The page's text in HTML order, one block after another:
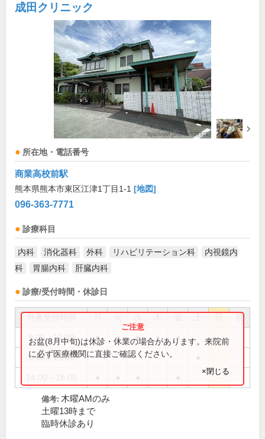
成田クリニック
所在地・電話番号
商業高校前駅
熊本県熊本市東区江津1丁目1-1 [地図]
096-363-7771
診療科目
内科 消化器科 外科 リハビリテーション科
内視鏡内
科
胃腸内科 肝臓内科
診療/受付時間・休診日
祝
9:00～12:30 ● ● ● ● ●
9:00～13:00
お盆(8月中旬)は休診・休業の場合があります。来院前
に必ず医療機関に直接ご確認ください。
×閉じる
備考: 木曜AMのみ
土曜13時まで
臨時休診あり